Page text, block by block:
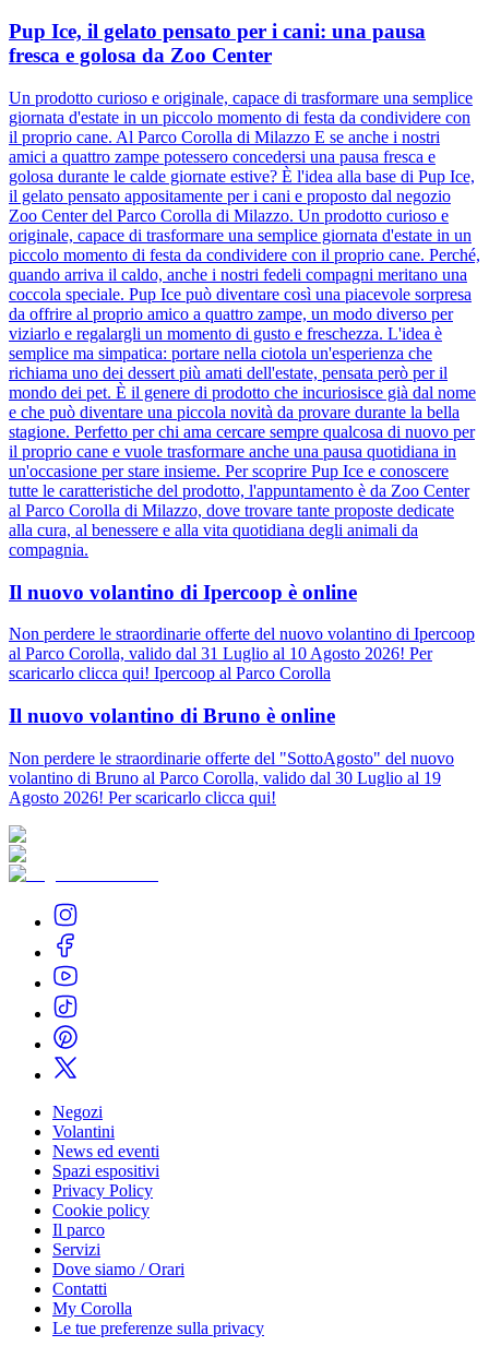
Pup Ice, il gelato pensato per i cani: una pausa
fresca e golosa da Zoo Center
Un prodotto curioso e originale, capace di trasformare una semplice
giornata d'estate in un piccolo momento di festa da condividere con
il proprio cane. Al Parco Corolla di Milazzo E se anche i nostri
amici a quattro zampe potessero concedersi una pausa fresca e
golosa durante le calde giornate estive? È l'idea alla base di Pup Ice,
il gelato pensato appositamente per i cani e proposto dal negozio
Zoo Center del Parco Corolla di Milazzo. Un prodotto curioso e
originale, capace di trasformare una semplice giornata d'estate in un
piccolo momento di festa da condividere con il proprio cane. Perché,
quando arriva il caldo, anche i nostri fedeli compagni meritano una
coccola speciale. Pup Ice può diventare così una piacevole sorpresa
da offrire al proprio amico a quattro zampe, un modo diverso per
viziarlo e regalargli un momento di gusto e freschezza. L'idea è
semplice ma simpatica: portare nella ciotola un'esperienza che
richiama uno dei dessert più amati dell'estate, pensata però per il
mondo dei pet. È il genere di prodotto che incuriosisce già dal nome
e che può diventare una piccola novità da provare durante la bella
stagione. Perfetto per chi ama cercare sempre qualcosa di nuovo per
il proprio cane e vuole trasformare anche una pausa quotidiana in
un'occasione per stare insieme. Per scoprire Pup Ice e conoscere
tutte le caratteristiche del prodotto, l'appuntamento è da Zoo Center
al Parco Corolla di Milazzo, dove trovare tante proposte dedicate
alla cura, al benessere e alla vita quotidiana degli animali da
compagnia.
Il nuovo volantino di Ipercoop è online
Non perdere le straordinarie offerte del nuovo volantino di Ipercoop
al Parco Corolla, valido dal 31 Luglio al 10 Agosto 2026! Per
scaricarlo clicca qui! Ipercoop al Parco Corolla
Il nuovo volantino di Bruno è online
Non perdere le straordinarie offerte del "SottoAgosto" del nuovo
volantino di Bruno al Parco Corolla, valido dal 30 Luglio al 19
Agosto 2026! Per scaricarlo clicca qui!
Negozi
Volantini
News ed eventi
Spazi espositivi
Privacy Policy
Cookie policy
Il parco
Servizi
Dove siamo / Orari
Contatti
My Corolla
Le tue preferenze sulla privacy